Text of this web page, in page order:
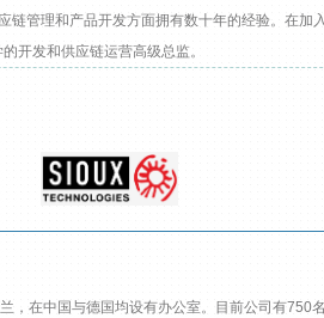
链管理和产品开发方面拥有数十年的经验。在加
开发和供应链运营高级总监。
，在中国与德国均设有办公室。目前公司有750